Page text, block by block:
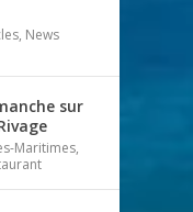
, News
sur
Maritimes,